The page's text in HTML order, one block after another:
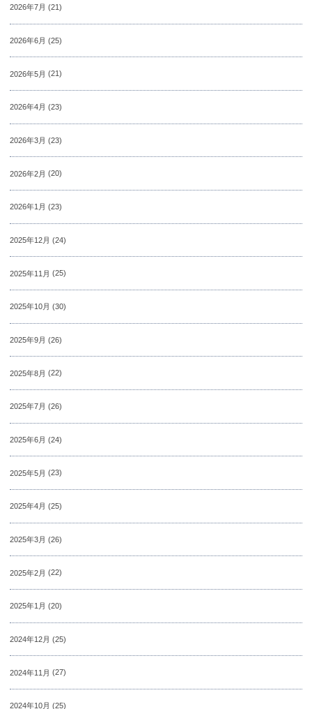
2026年7月 (21)
2026年6月 (25)
2026年5月 (21)
2026年4月 (23)
2026年3月 (23)
2026年2月 (20)
2026年1月 (23)
2025年12月 (24)
2025年11月 (25)
2025年10月 (30)
2025年9月 (26)
2025年8月 (22)
2025年7月 (26)
2025年6月 (24)
2025年5月 (23)
2025年4月 (25)
2025年3月 (26)
2025年2月 (22)
2025年1月 (20)
2024年12月 (25)
2024年11月 (27)
2024年10月 (25)